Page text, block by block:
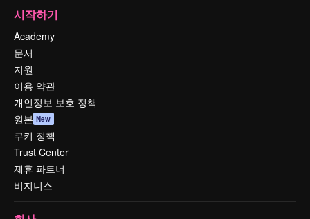
시작하기
Academy
문서
지원
이용 약관
개인정보 보호 정책
원본 New
쿠키 정책
Trust Center
제휴 파트너
비지니스